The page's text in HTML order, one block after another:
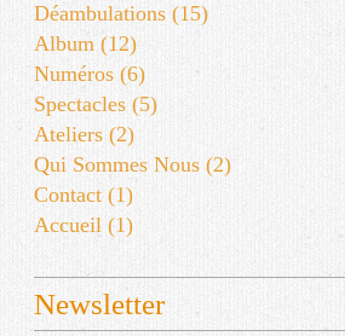
Déambulations (15)
Album (12)
Numéros (6)
Spectacles (5)
Ateliers (2)
Qui Sommes Nous (2)
Contact (1)
Accueil (1)
Newsletter